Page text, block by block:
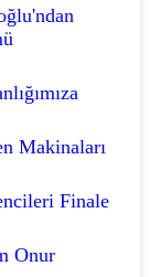
Makinaları
Finale
Onur